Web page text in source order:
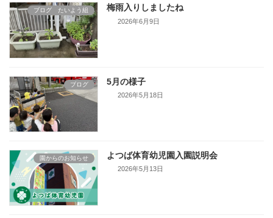
ブログ たいよう組 梅雨入りしましたね
2026年6月9日
ブログ 5月の様子
2026年5月18日
園からのお知らせ よつば体育幼児園入園説明会
2026年5月13日